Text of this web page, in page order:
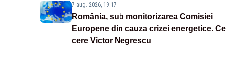
7 aug. 2026, 19:17
România, sub monitorizarea Comisiei
Europene din cauza crizei energetice. Ce
cere Victor Negrescu